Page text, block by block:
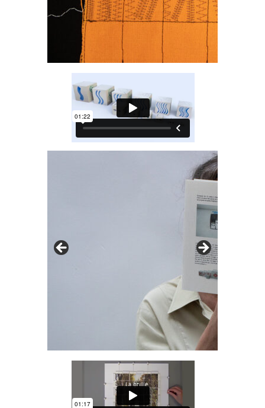
© le corridor